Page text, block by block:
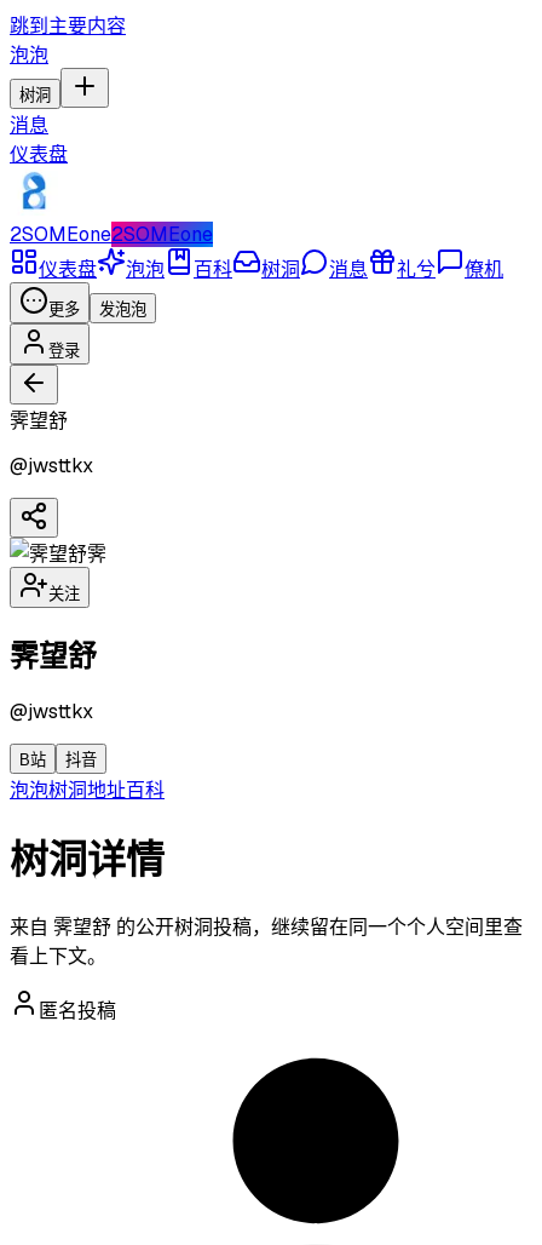
跳到主要内容
泡泡
树洞
消息
仪表盘
2SOMEone2SOMEone
仪表盘
泡泡 百科 树洞 消息 礼兮 僚机
更多 发泡泡
登录
霁望舒
@jwsttkx
霁
关注
霁望舒
@jwsttkx
B站 抖音
泡泡树洞地址百科
树洞详情
来自 霁望舒 的公开树洞投稿，继续留在同一个个人空间里查
看上下文。
匿名投稿